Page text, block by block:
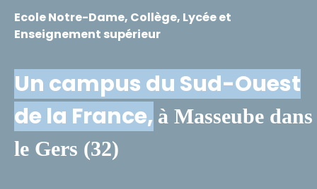
Ecole Notre-Dame, Collège, Lycée et
Enseignement supérieur
Un campus du Sud-Ouest
de la France, à Masseube dans
le Gers (32)